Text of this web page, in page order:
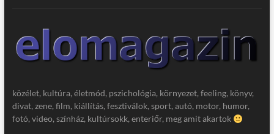
közélet, kultúra, életmód, pszichológia, környezet, feeling, könyv,
divat, zene, film, kiállítás, fesztiválok, sport, autó, motor, humor,
fotó, video, színház, kultúrsokk, enteriőr, meg amit akartok